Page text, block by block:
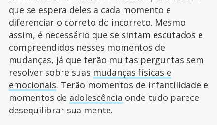
que se espera deles a cada momento e
diferenciar o correto do incorreto. Mesmo
assim, é necessário que se sintam escutados e
compreendidos nesses momentos de
mudanças, já que terão muitas perguntas sem
resolver sobre suas mudanças físicas e
emocionais. Terão momentos de infantilidade e
momentos de adolescência onde tudo parece
desequilibrar sua mente.